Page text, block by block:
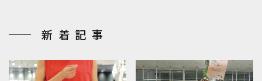
新着記事